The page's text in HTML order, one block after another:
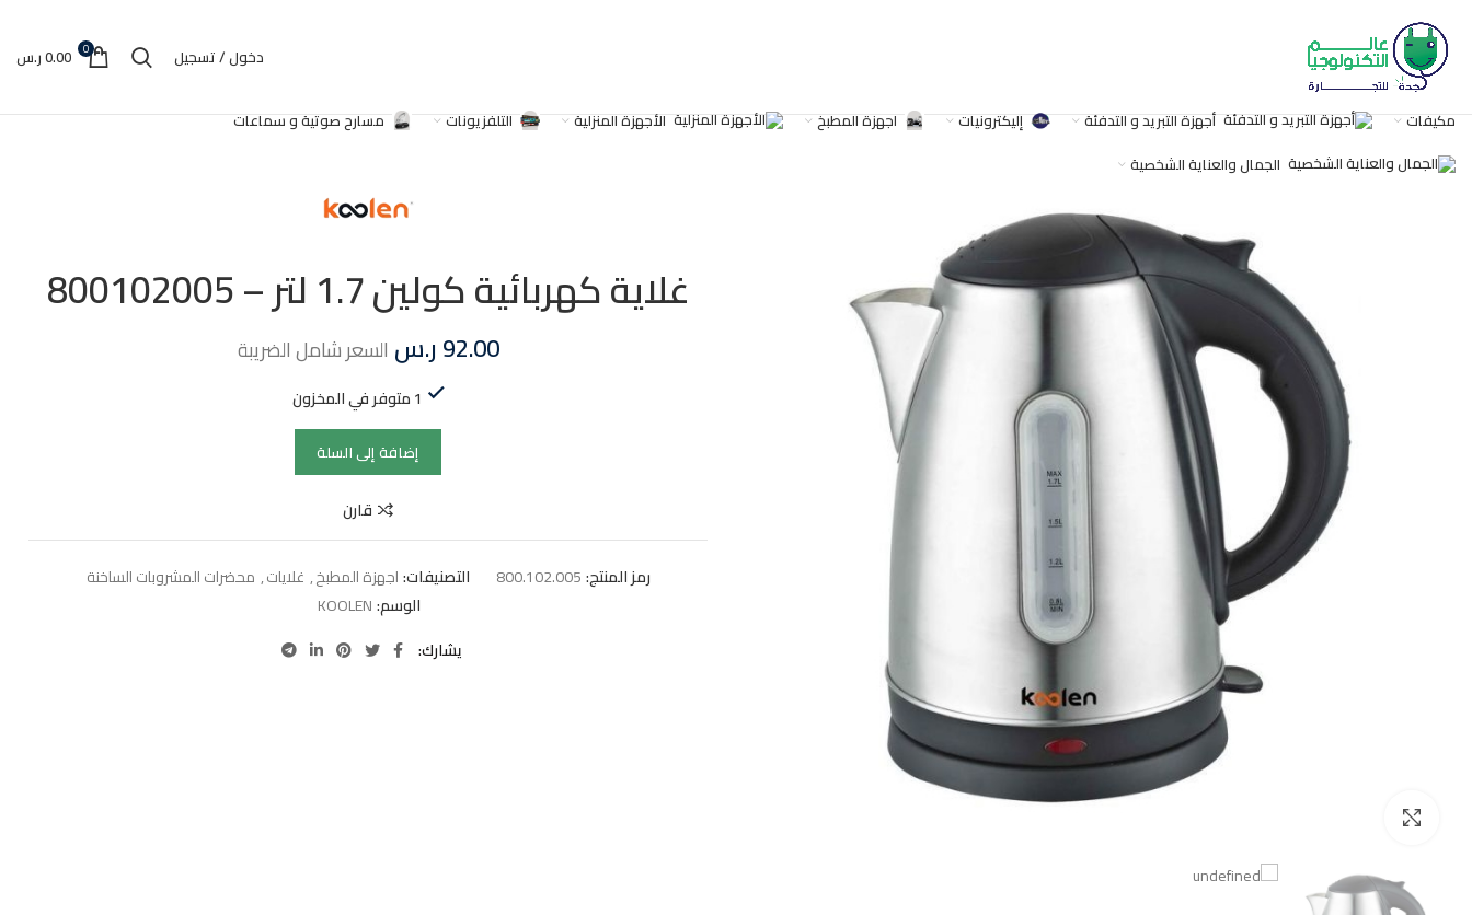
دخول / تسجيل 0
0.00ر.س
مكيفات أجهزة التبريد و التدفئة إليكترونيات اجهزة المطبخ الأجهزة المنزلية التلفزيونات
مسارح صوتية و سماعات
الجمال والعناية الشخصية
غلاية كهربائية كولين 1.7 لتر – 800102005
92.00ر.س السعر شامل الضريبة
1 متوفر في المخزون
إضافة إلى السلة
قارن
رمز المنتج:800.102.005 التصنيفات:اجهزة المطبخ, غلايات, محضرات المشروبات الساخنة
الوسم:KOOLEN
يشارك